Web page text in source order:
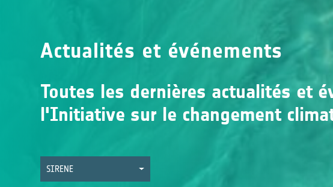
Actualités et événements
Toutes les dernières actualités et
l'Initiative sur le changement
SIRENE